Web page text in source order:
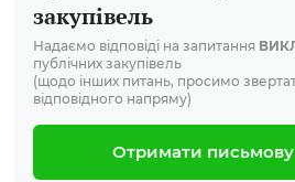
закупівель
Надаємо відповіді на запитання
публічних закупівель
(щодо інших питань, просимо
відповідного напряму)
Отримати письмову